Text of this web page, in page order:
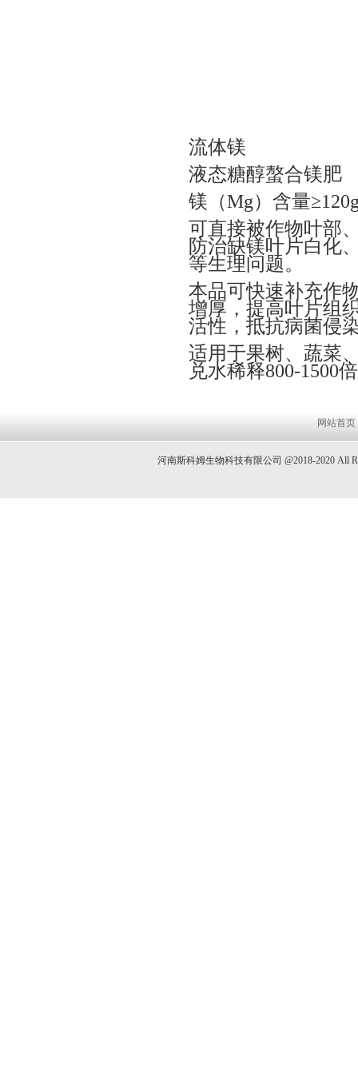
流体镁
液态糖醇螯合镁肥
镁（Mg）含量
可直接被作物叶部
防治缺镁叶片白化
等生理问题。
本品可快速补充作
增厚，提高叶片组
活性，抵抗病菌侵
适用于果树、蔬菜
兑水稀释800-1500
网站首页
河南斯科姆生物科技有限公司 @2018-2020 All